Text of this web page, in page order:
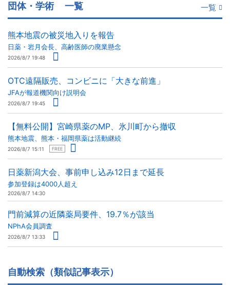
団体・学術 一覧 一覧
熊本地震の被災地入りを報告
日薬・岩月会長、高齢医師の廃業懸念
2026/8/7 19:48
OTC遠隔販売、コンビニに「大きな前進」
JFAが報道機関向け説明会
2026/8/7 19:45
【無料公開】宮崎県薬のMP、氷川町から撤収
熊本地震、熊本・福岡県薬は活動継続
2026/8/7 15:11 FREE
日薬新潟大会、事前申し込み12日まで延長
参加登録は4000人超え
2026/8/7 14:30
門前減算の近隣薬局要件、19.7％が該当
NPhA会員調査
2026/8/7 13:33
自動検索（類似記事表示）